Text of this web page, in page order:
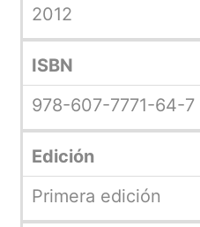
2012
ISBN
978-607-7771-64-7
Edición
Primera edición